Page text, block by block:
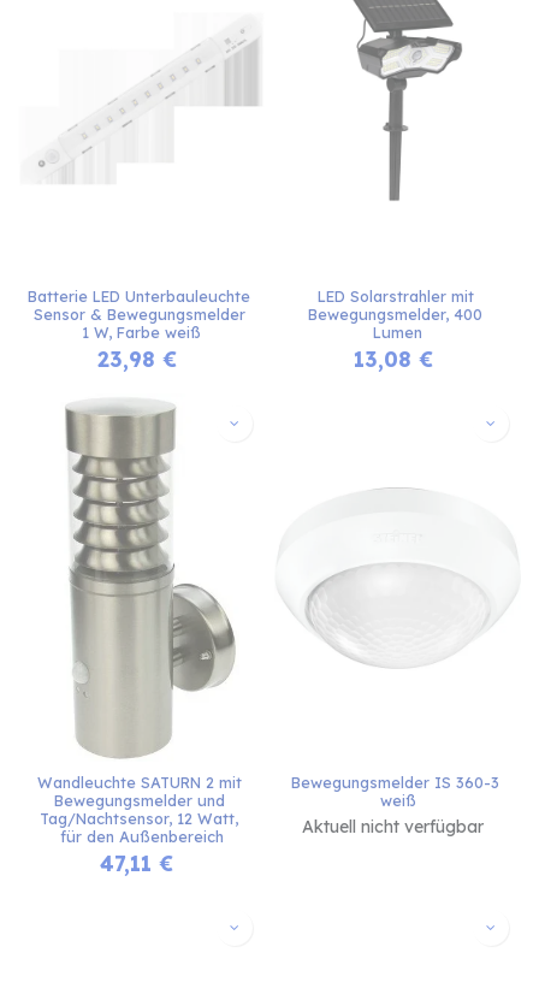
Batterie LED Unterbauleuchte
Sensor & Bewegungsmelder
1 W, Farbe weiß
23,98 €
LED Solarstrahler mit
Bewegungsmelder, 400
Lumen
13,08 €
Wandleuchte SATURN 2 mit
Bewegungsmelder und
Tag/Nachtsensor, 12 Watt,
für den Außenbereich
47,11 €
Bewegungsmelder IS 360-3
weiß
Aktuell nicht verfügbar